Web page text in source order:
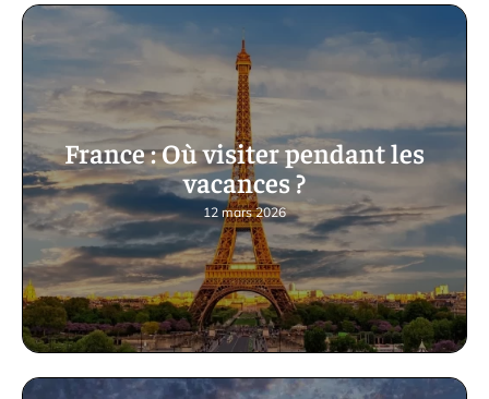
France : Où visiter pendant les
vacances ?
12 mars 2026